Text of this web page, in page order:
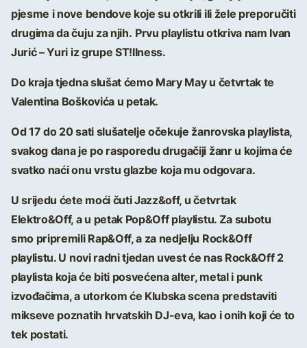
pjesme i nove bendove koje su otkrili ili žele preporučiti
drugima da čuju za njih. Prvu playlistu otkriva nam Ivan
Jurić – Yuri iz grupe ST!llness.
Do kraja tjedna slušat ćemo Mary May u četvrtak te
Valentina Boškovića u petak.
Od 17 do 20 sati slušatelje očekuje žanrovska playlista,
svakog dana je po rasporedu drugačiji žanr u kojima će
svatko naći onu vrstu glazbe koja mu odgovara.
U srijedu ćete moći čuti Jazz&off, u četvrtak
Elektro&Off, a u petak Pop&Off playlistu. Za subotu
smo pripremili Rap&Off, a za nedjelju Rock&Off
playlistu. U novi radni tjedan uvest će nas Rock&Off 2
playlista koja će biti posvećena alter, metal i punk
izvođačima, a utorkom će Klubska scena predstaviti
mikseve poznatih hrvatskih DJ-eva, kao i onih koji će to
tek postati.